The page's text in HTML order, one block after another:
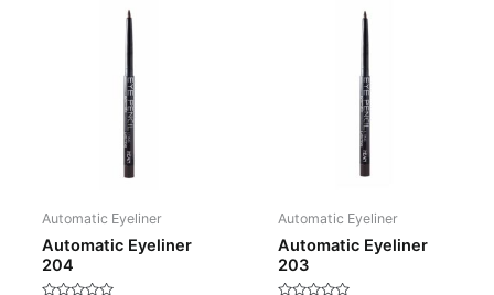
Automatic Eyeliner
Automatic Eyeliner
204
Automatic Eyeliner
Automatic Eyeliner
203